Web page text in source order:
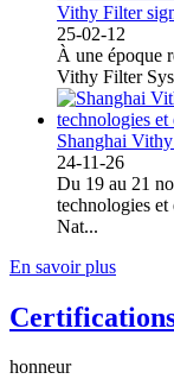
Vithy Filter
25-02-12
À une époque
Vithy Filter
Shanghai
24-11-26
Du 19 au 21
technologies et
Nat...
En savoir plus
honneur